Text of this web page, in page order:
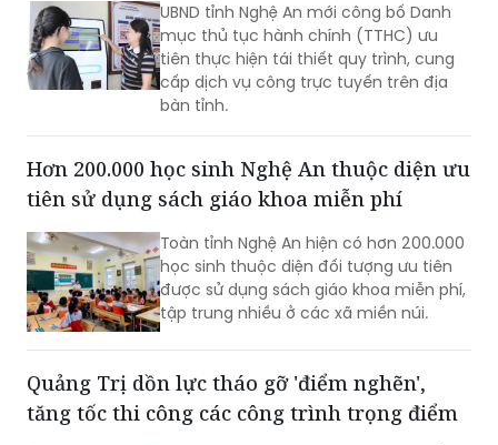
UBND tỉnh Nghệ An mới công bố Danh
mục thủ tục hành chính (TTHC) ưu
tiên thực hiện tái thiết quy trình, cung
cấp dịch vụ công trực tuyến trên địa
bàn tỉnh.
Hơn 200.000 học sinh Nghệ An thuộc diện ưu
tiên sử dụng sách giáo khoa miễn phí
Toàn tỉnh Nghệ An hiện có hơn 200.000
học sinh thuộc diện đối tượng ưu tiên
được sử dụng sách giáo khoa miễn phí,
tập trung nhiều ở các xã miền núi.
Quảng Trị dồn lực tháo gỡ 'điểm nghẽn',
tăng tốc thi công các công trình trọng điểm